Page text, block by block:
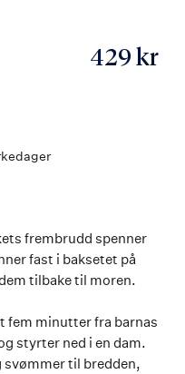
429 kr
frembrudd spenner
fast i baksetet på
tilbake til moren.
fem minutter fra barnas
styrter ned i en dam.
svømmer til bredden,